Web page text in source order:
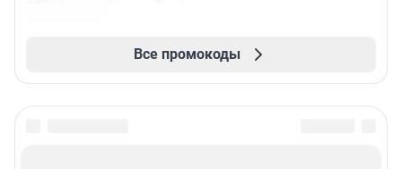
Все промокоды